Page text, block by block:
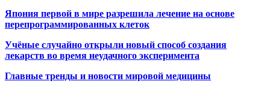
Япония первой в мире разрешила лечение на основе
перепрограммированных клеток
Учёные случайно открыли новый способ создания
лекарств во время неудачного эксперимента
Главные тренды и новости мировой медицины